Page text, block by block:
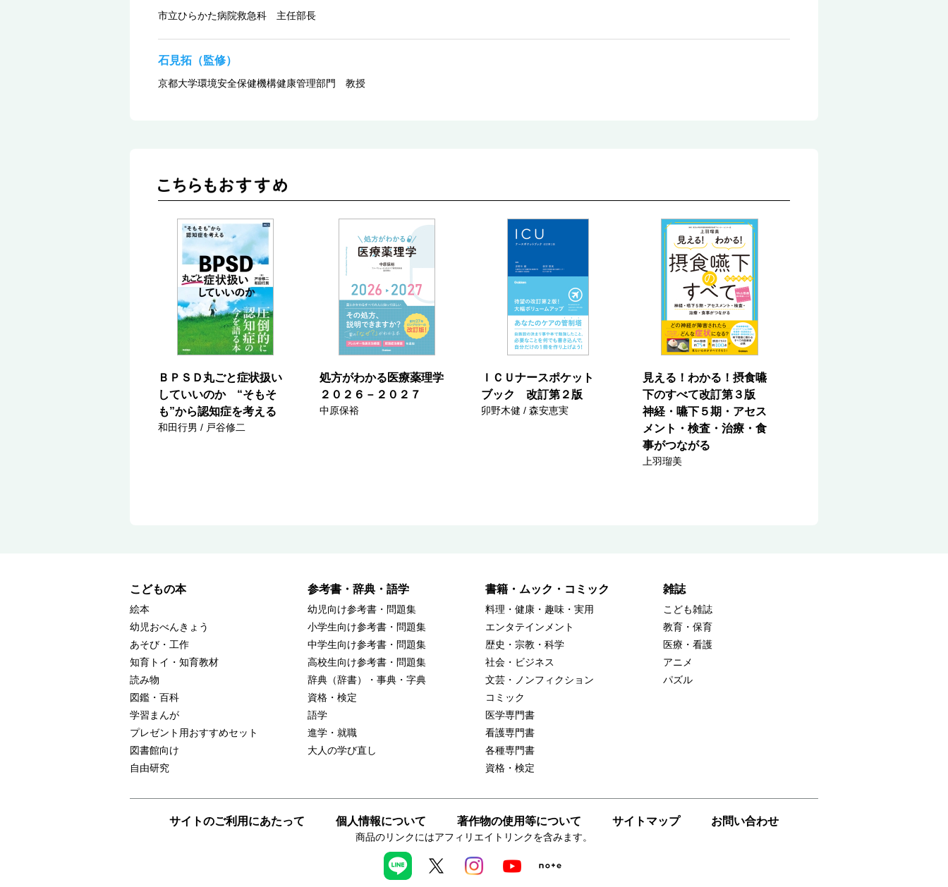
市立ひらかた病院救急科 主任部長
石見拓（監修）
京都大学環境安全保健機構健康管理部門 教授
ＢＰＳＤ丸ごと症状扱い
していいのか “そもそ
も”から認知症を考える
和田行男 / 戸谷修二
処方がわかる医療薬理学
２０２６－２０２７
中原保裕
ＩＣＵナースポケット
ブック 改訂第２版
卯野木健 / 森安恵実
見える！わかる！摂食嚥
下のすべて改訂第３版
神経・嚥下５期・アセス
メント・検査・治療・食
事がつながる
上羽瑠美
こどもの本
絵本
幼児おべんきょう
あそび・工作
知育トイ・知育教材
読み物
図鑑・百科
学習まんが
プレゼント用おすすめセット
図書館向け
自由研究
参考書・辞典・語学
幼児向け参考書・問題集
小学生向け参考書・問題集
中学生向け参考書・問題集
高校生向け参考書・問題集
辞典（辞書）・事典・字典
資格・検定
語学
進学・就職
大人の学び直し
書籍・ムック・コミック
料理・健康・趣味・実用
エンタテインメント
歴史・宗教・科学
社会・ビジネス
文芸・ノンフィクション
コミック
医学専門書
看護専門書
各種専門書
資格・検定
雑誌
こども雑誌
教育・保育
医療・看護
アニメ
パズル
サイトのご利用にあたって 個人情報について 著作物の使用等について サイトマップ お問い合わせ
商品のリンクにはアフィリエイトリンクを含みます。